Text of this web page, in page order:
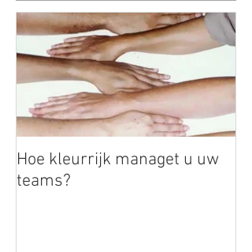
Hoe kleurrijk managet u uw
teams?